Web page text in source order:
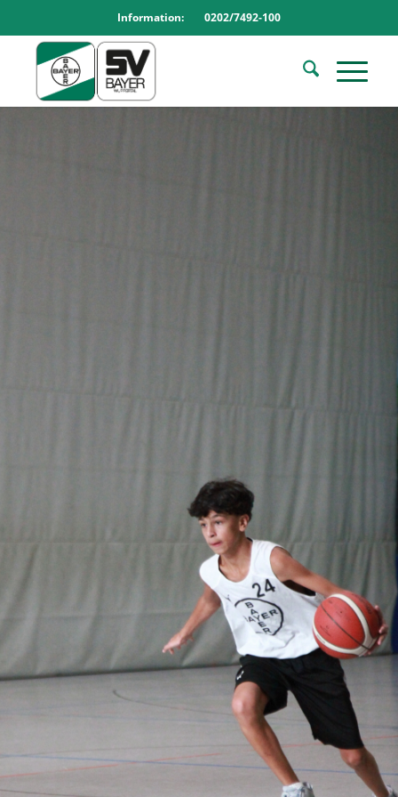
Information: 0202/7492-100